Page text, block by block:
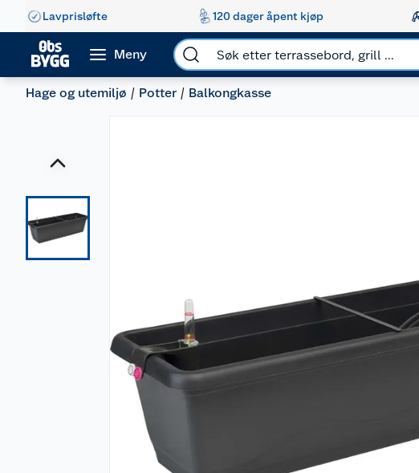
Lavprisløfte 120 dager åpent kjøp
Meny
Hage og utemiljø Potter Balkongkasse